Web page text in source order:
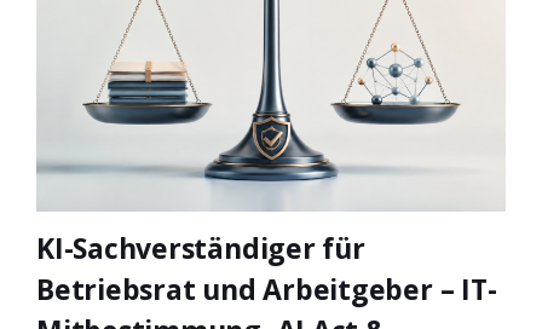
KI-Sachverständiger für
Betriebsrat und Arbeitgeber – IT-